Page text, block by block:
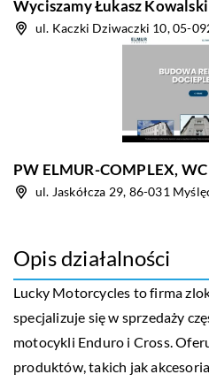
Wyciszamy Łukasz Kowalski
ul. Kaczki Dziwaczki 10, 05-
PW ELMUR-COMPLEX,
ul. Jaskółcza 29, 86-031
Opis działalności
Lucky Motorcycles to firma
specjalizuje się w sprzedaży
motocykli Enduro i Cross.
produktów, takich jak